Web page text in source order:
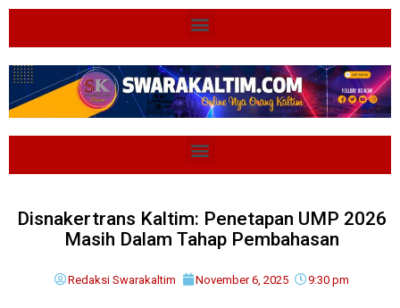
Disnakertrans Kaltim: Penetapan UMP 2026
Masih Dalam Tahap Pembahasan
Redaksi Swarakaltim November 6, 2025 9:30 pm